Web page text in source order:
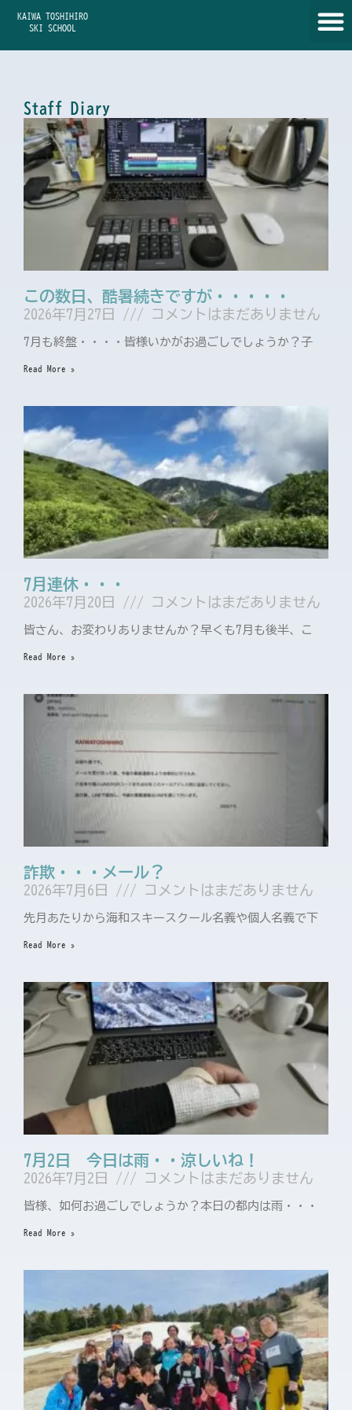
KAIWA TOSHIHIRO
SKI SCHOOL
Staff Diary
この数日、酷暑続きですが・・・・・
2026年7月27日 コメントはまだありません
7月も終盤・・・・皆様いかがお過ごしでしょうか？子
Read More »
7月連休・・・
2026年7月20日 コメントはまだありません
皆さん、お変わりありませんか？早くも7月も後半、こ
Read More »
詐欺・・・メール？
2026年7月6日 コメントはまだありません
先月あたりから海和スキースクール名義や個人名義で下
Read More »
7月2日 今日は雨・・涼しいね！
2026年7月2日 コメントはまだありません
皆様、如何お過ごしでしょうか？本日の都内は雨・・・
Read More »
ペ
ー
ジ
ペ
ー
ジ
ペ
ー
ジ
ー
ジ
ペ
ー
ジ